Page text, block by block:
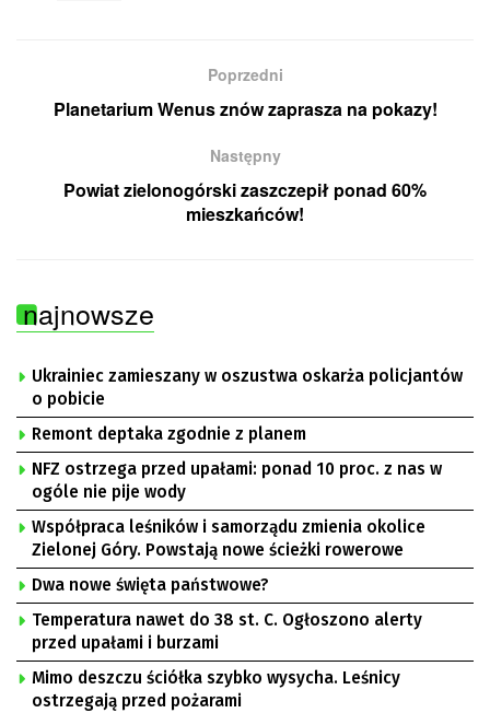
Poprzedni
Planetarium Wenus znów zaprasza na pokazy!
Następny
Powiat zielonogórski zaszczepił ponad 60%
mieszkańców!
najnowsze
Ukrainiec zamieszany w oszustwa oskarża policjantów
o pobicie
Remont deptaka zgodnie z planem
NFZ ostrzega przed upałami: ponad 10 proc. z nas w
ogóle nie pije wody
Współpraca leśników i samorządu zmienia okolice
Zielonej Góry. Powstają nowe ścieżki rowerowe
Dwa nowe święta państwowe?
Temperatura nawet do 38 st. C. Ogłoszono alerty
przed upałami i burzami
Mimo deszczu ściółka szybko wysycha. Leśnicy
ostrzegają przed pożarami